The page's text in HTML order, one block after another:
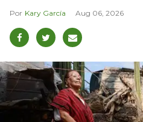
Kary García Aug 06, 2026